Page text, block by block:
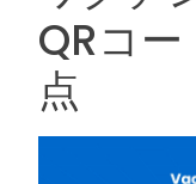
QRコ
点